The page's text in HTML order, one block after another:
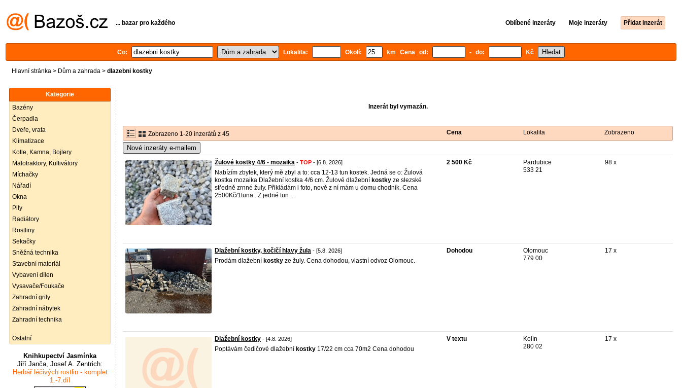
... bazar pro každého Oblíbené inzeráty Moje inzeráty Přidat inzerát
Co: Lokalita: Okolí: km Cena od: - do: Kč
Hlavní stránka > Dům a zahrada > dlazebni kostky
Kategorie
Bazény
Čerpadla
Dveře, vrata
Klimatizace
Kotle, Kamna, Bojlery
Malotraktory, Kultivátory
Míchačky
Nářadí
Okna
Pily
Radiátory
Rostliny
Sekačky
Sněžná technika
Stavební materiál
Vybavení dílen
Vysavače/Foukače
Zahradní grily
Zahradní nábytek
Zahradní technika
Ostatní
Knihkupectví Jasmínka
Jiří Janča, Josef A. Zentrich:
Herbář léčivých rostlin - komplet
1.-7.díl
Inzerát byl vymazán.
Zobrazeno 1-20 inzerátů z 45 Cena Lokalita Zobrazeno
Nové inzeráty e-mailem
Žulové kostky 4/6 - mozaika - TOP - [6.8. 2026]
Nabízím zbytek, který mě zbyl a to: cca 12-13 tun kostek. Jedná se o: Žulová
kostka mozaika Dlažební kostka 4/6 cm. Žulové dlažební kostky ze slezské
středně zrnné žuly. Přikládám i foto, nově z ní mám u domu chodník. Cena
2500Kč/1tuna.. Z jedné tun ...
2 500 Kč
Pardubice
533 21
98 x
Dlažební kostky, kočičí hlavy žula - [5.8. 2026]
Prodám dlažební kostky ze žuly. Cena dohodou, vlastní odvoz Olomouc.
Dohodou
Olomouc
779 00
17 x
Dlažební kostky - [4.8. 2026]
Poptávám čedičové dlažební kostky 17/22 cm cca 70m2 Cena dohodou
V textu
Kolín
280 02
17 x